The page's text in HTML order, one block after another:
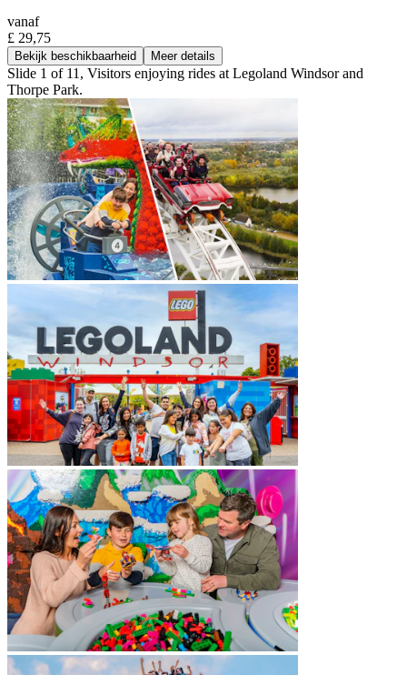
vanaf
£ 29,75
Bekijk beschikbaarheid Meer details
Slide 1 of 11, Visitors enjoying rides at Legoland Windsor and
Thorpe Park.